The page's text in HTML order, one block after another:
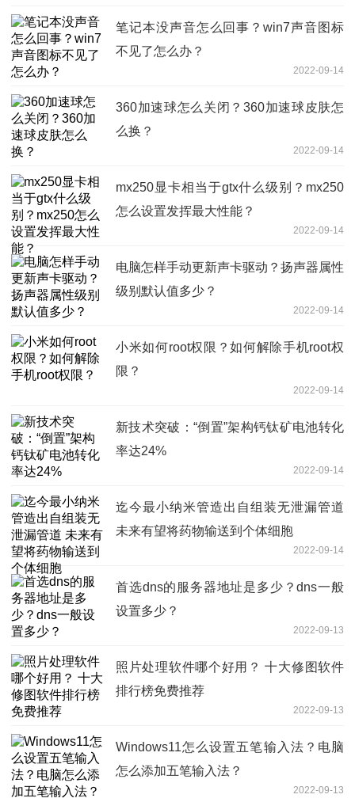
笔记本没声音怎么回事？win7声音图标
不见了怎么办？
2022-09-14
360加速球怎么关闭？360加速球皮肤怎
么换？
2022-09-14
mx250显卡相当于gtx什么级别？mx250
怎么设置发挥最大性能？
2022-09-14
电脑怎样手动更新声卡驱动？扬声器属性
级别默认值多少？
2022-09-14
小米如何root权限？如何解除手机root权
限？
2022-09-14
新技术突破：“倒置”架构钙钛矿电池转化
率达24%
2022-09-14
迄今最小纳米管造出自组装无泄漏管道
未来有望将药物输送到个体细胞
2022-09-14
首选dns的服务器地址是多少？dns一般
设置多少？
2022-09-13
照片处理软件哪个好用？ 十大修图软件
排行榜免费推荐
2022-09-13
Windows11怎么设置五笔输入法？电脑
怎么添加五笔输入法？
2022-09-13